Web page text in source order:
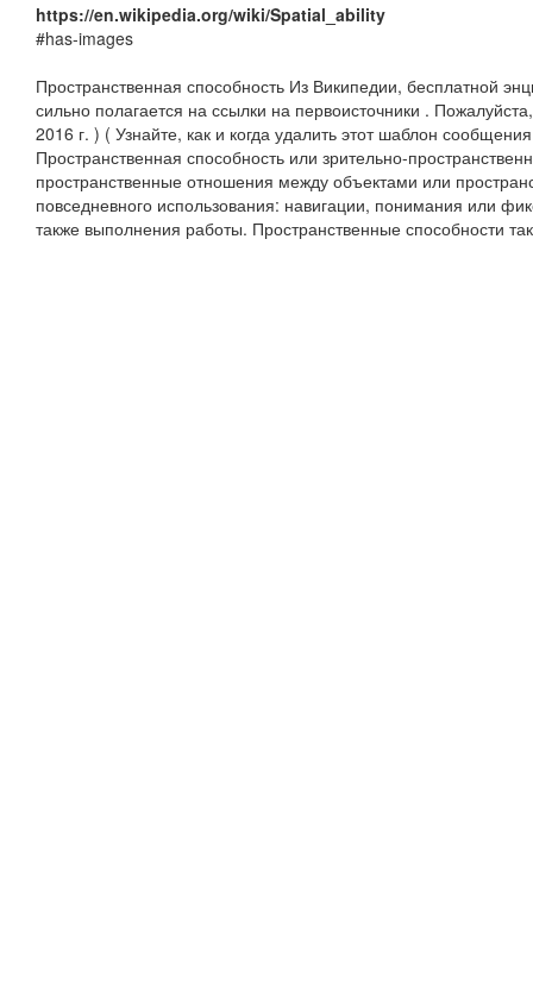
https://en.wikipedia.org/wiki/Spatial_ability
#has-images
Пространственная способность Из Википедии, бесплатной
сильно полагается на ссылки на первоисточники .
2016 г. ) ( Узнайте, как и когда удалить этот шаблон
Пространственная способность или зрительно-
пространственные отношения между объектами или
повседневного использования: навигации, понимания или
также выполнения работы. Пространственные способности